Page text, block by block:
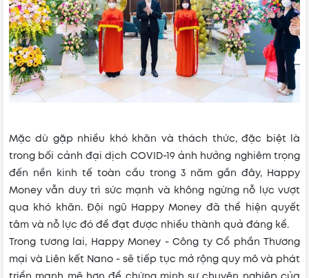
Mặc dù gặp nhiều khó khăn và thách thức, đặc biệt là
trong bối cảnh đại dịch COVID-19 ảnh hưởng nghiêm trọng
đến nền kinh tế toàn cầu trong 3 năm gần đây, Happy
Money vẫn duy trì sức mạnh và không ngừng nỗ lực vượt
qua khó khăn. Đội ngũ Happy Money đã thể hiện quyết
tâm và nỗ lực đó để đạt được nhiều thành quả đáng kể.
Trong tương lai, Happy Money - Công ty Cổ phần Thương
mại và Liên kết Nano - sẽ tiếp tục mở rộng quy mô và phát